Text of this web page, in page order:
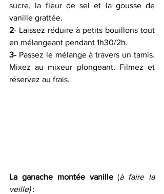
sucre, la fleur de sel et la gousse de
vanille grattée.
2- Laissez réduire à petits bouillons tout
en mélangeant pendant 1h30/2h.
3- Passez le mélange à travers un tamis.
Mixez au mixeur plongeant. Filmez et
réservez au frais.
La ganache montée vanille (à faire la
veille) :